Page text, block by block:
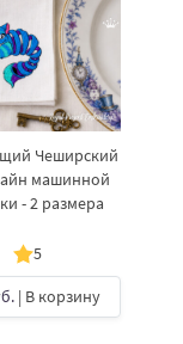
Чеширский
машинной
- 2 размера
5
| В корзину